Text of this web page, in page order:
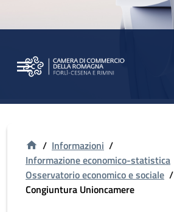
/ Informazioni /
Informazione economico-statistica
Osservatorio economico e sociale /
Congiuntura Unioncamere